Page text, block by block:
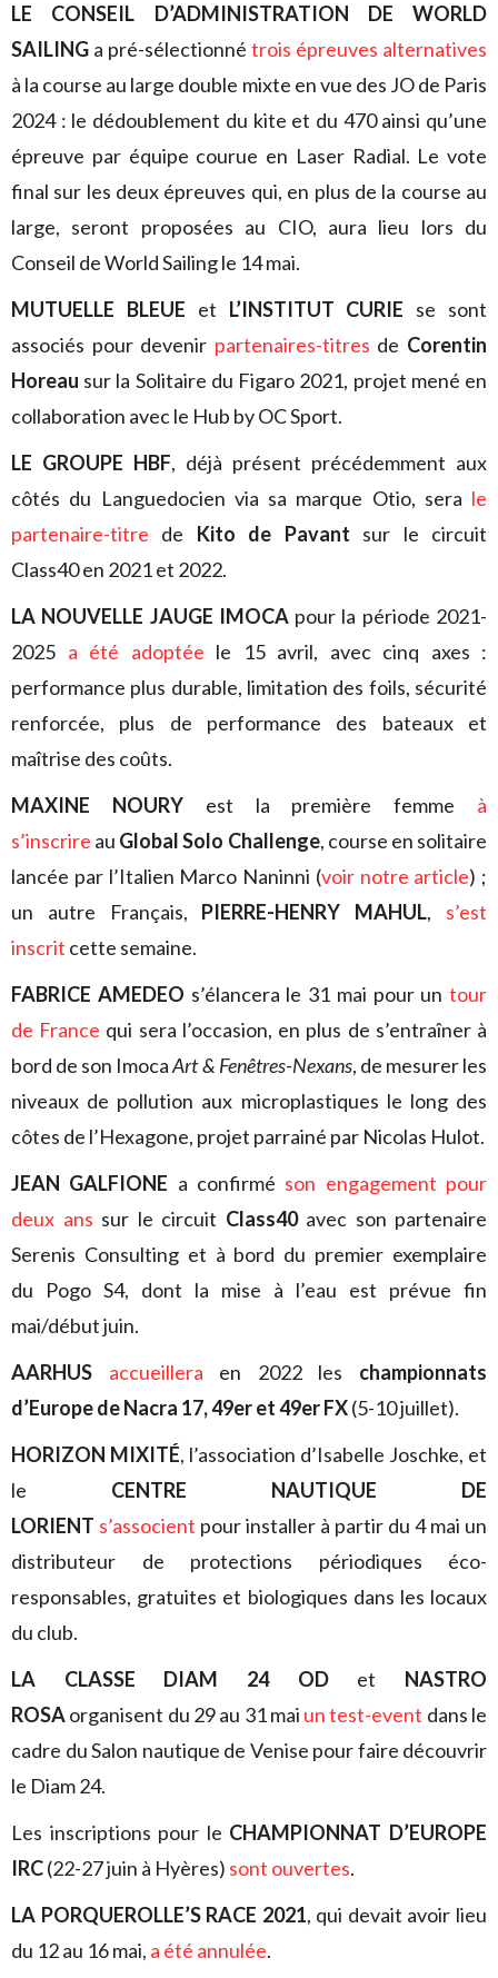
LE CONSEIL D’ADMINISTRATION DE WORLD
SAILING a pré-sélectionné trois épreuves alternatives
à la course au large double mixte en vue des JO de Paris
2024 : le dédoublement du kite et du 470 ainsi qu’une
épreuve par équipe courue en Laser Radial. Le vote
final sur les deux épreuves qui, en plus de la course au
large, seront proposées au CIO, aura lieu lors du
Conseil de World Sailing le 14 mai.
MUTUELLE BLEUE et L’INSTITUT CURIE se sont
associés pour devenir partenaires-titres de Corentin
Horeau sur la Solitaire du Figaro 2021, projet mené en
collaboration avec le Hub by OC Sport.
LE GROUPE HBF, déjà présent précédemment aux
côtés du Languedocien via sa marque Otio, sera le
partenaire-titre de Kito de Pavant sur le circuit
Class40 en 2021 et 2022.
LA NOUVELLE JAUGE IMOCApour la période 2021-
2025 a été adoptée le 15 avril, avec cinq axes :
performance plus durable, limitation des foils, sécurité
renforcée, plus de performance des bateaux et
maîtrise des coûts.
MAXINE NOURYest la première femme à
s’inscrire au Global Solo Challenge, course en solitaire
lancée par l’Italien Marco Naninni (voir notre article) ;
un autre Français, PIERRE-HENRY MAHUL, s’est
inscrit cette semaine.
FABRICE AMEDEO s’élancera le 31 mai pour un tour
de France qui sera l’occasion, en plus de s’entraîner à
bord de son ImocaArt & Fenêtres-Nexans, de mesurer les
niveaux de pollution aux microplastiques le long des
côtes de l’Hexagone, projet parrainé par Nicolas Hulot.
JEAN GALFIONE a confirmé son engagement pour
deux ans sur le circuit Class40avec son partenaire
Serenis Consulting et à bord du premier exemplaire
du Pogo S4, dont la mise à l’eau est prévue fin
mai/début juin.
AARHUS
accueillera en 2022 les championnats
d’Europe de Nacra 17, 49er et 49er FX(5-10 juillet).
HORIZON MIXITÉ, l’association d’Isabelle Joschke, et
le CENTRE NAUTIQUE DE
LORIENT s’associent pour installer à partir du 4 mai un
distributeur de protections périodiques éco-
responsables, gratuites et biologiques dans les locaux
du club.
LA CLASSE DIAM 24 ODet NASTRO
ROSAorganisent du 29 au 31 mai un test-event dans le
cadre du Salon nautique de Venise pour faire découvrir
le Diam 24.
Les inscriptions pour le CHAMPIONNAT D’EUROPE
IRC(22-27 juin à Hyères) sont ouvertes.
LA PORQUEROLLE’S RACE 2021, qui devait avoir lieu
du 12 au 16 mai, a été annulée.